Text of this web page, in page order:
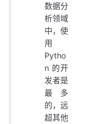
数据分
析领域
中，使
用
Pytho
n 的开
发者是
最多
的，远
超其他